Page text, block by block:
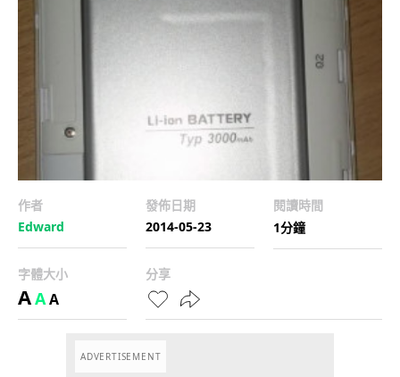
作者
Edward
發佈日期
2014-05-23
閱讀時間
1分鐘
字體大小
AAA
分享
ADVERTISEMENT